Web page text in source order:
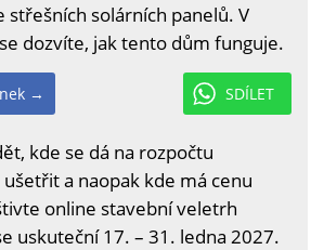
střešních solárních panelů. V
dozvíte, jak tento dům funguje.
SDÍLET
→
kde se dá na rozpočtu
a naopak kde má cenu
online stavební veletrh
uskuteční 17. – 31. ledna 2027.